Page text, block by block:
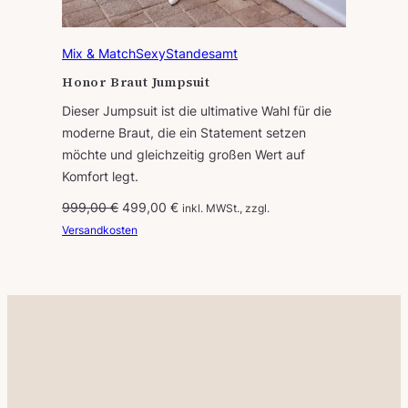
:
.
2
9
9
,
0
€
0
€
.
Mix & MatchSexyStandesamt
Honor Braut Jumpsuit
Dieser Jumpsuit ist die ultimative Wahl für die
moderne Braut, die ein Statement setzen
möchte und gleichzeitig großen Wert auf
Komfort legt.
999,00€ U
r
r
499,00 €A
e
inkl. MWSt., zzgl.
Versandkosten